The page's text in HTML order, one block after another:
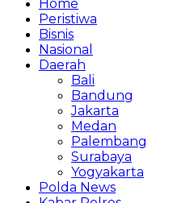
Home
Peristiwa
Bisnis
Nasional
Daerah
Bali
Bandung
Jakarta
Medan
Palembang
Surabaya
Yogyakarta
Polda News